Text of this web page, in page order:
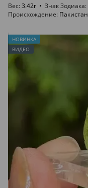
Вес 3.42г Знак Зодиака
Происхождение Пакистан
НОВИНКА
ВИДЕО